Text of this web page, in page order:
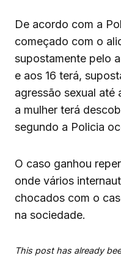
De acordo com a
começado com o
supostamente pelo
e aos 16 terá,
agressão sexual até
a mulher terá
segundo a Policia
O caso ganhou
onde vários
chocados com o
na sociedade.
This post has already